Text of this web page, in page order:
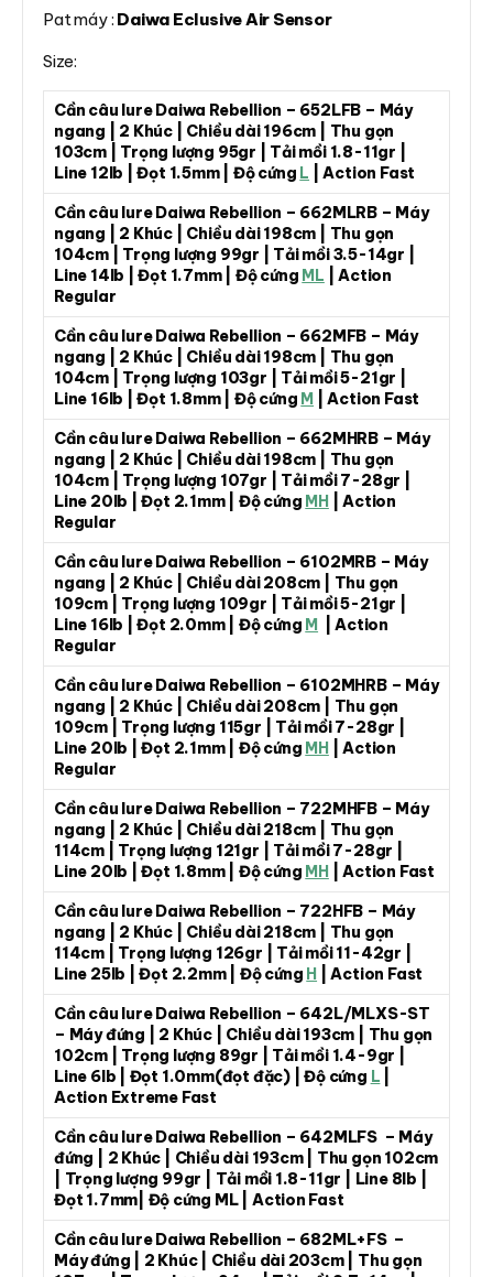
Pat máy : Daiwa Eclusive Air Sensor
Size:
Cần câu lure Daiwa Rebellion – 652LFB – Máy
ngang | 2 Khúc | Chiều dài 196cm | Thu gọn
103cm | Trọng lượng 95gr | Tải mồi 1.8-11gr |
Line 12lb | Đọt 1.5mm | Độ cứng L | Action Fast
Cần câu lure Daiwa Rebellion – 662MLRB – Máy
ngang | 2 Khúc | Chiều dài 198cm | Thu gọn
104cm | Trọng lượng 99gr | Tải mồi 3.5-14gr |
Line 14lb | Đọt 1.7mm | Độ cứng ML | Action
Regular
Cần câu lure Daiwa Rebellion – 662MFB – Máy
ngang | 2 Khúc | Chiều dài 198cm | Thu gọn
104cm | Trọng lượng 103gr | Tải mồi 5-21gr |
Line 16lb | Đọt 1.8mm | Độ cứng M | Action Fast
Cần câu lure Daiwa Rebellion – 662MHRB – Máy
ngang | 2 Khúc | Chiều dài 198cm | Thu gọn
104cm | Trọng lượng 107gr | Tải mồi 7-28gr |
Line 20lb | Đọt 2.1mm | Độ cứng MH| Action
Regular
Cần câu lure Daiwa Rebellion – 6102MRB – Máy
ngang | 2 Khúc | Chiều dài 208cm | Thu gọn
109cm | Trọng lượng 109gr | Tải mồi 5-21gr |
Line 16lb | Đọt 2.0mm | Độ cứng M | Action
Regular
Cần câu lure Daiwa Rebellion – 6102MHRB – Máy
ngang | 2 Khúc | Chiều dài 208cm | Thu gọn
109cm | Trọng lượng 115gr | Tải mồi 7-28gr |
Line 20lb | Đọt 2.1mm | Độ cứng MH| Action
Regular
Cần câu lure Daiwa Rebellion – 722MHFB – Máy
ngang | 2 Khúc | Chiều dài 218cm | Thu gọn
114cm | Trọng lượng 121gr | Tải mồi 7-28gr |
Line 20lb | Đọt 1.8mm | Độ cứng MH| Action Fast
Cần câu lure Daiwa Rebellion – 722HFB – Máy
ngang | 2 Khúc | Chiều dài 218cm | Thu gọn
114cm | Trọng lượng 126gr | Tải mồi 11-42gr |
Line 25lb | Đọt 2.2mm | Độ cứng H | Action Fast
Cần câu lure Daiwa Rebellion – 642L/MLXS-ST
– Máy đứng | 2 Khúc | Chiều dài 193cm | Thu gọn
102cm | Trọng lượng 89gr | Tải mồi 1.4-9gr |
Line 6lb | Đọt 1.0mm(đọt đặc) | Độ cứng L
Action Extreme Fast
Cần câu lure Daiwa Rebellion – 642MLFS – Máy
đứng | 2 Khúc | Chiều dài 193cm | Thu gọn 102cm
| Trọng lượng 99gr | Tải mồi 1.8-11gr | Line 8lb |
Đọt 1.7mm| Độ cứng ML | Action Fast
Cần câu lure Daiwa Rebellion – 682ML+FS –
Máy đứng | 2 Khúc | Chiều dài 203cm | Thu gọn